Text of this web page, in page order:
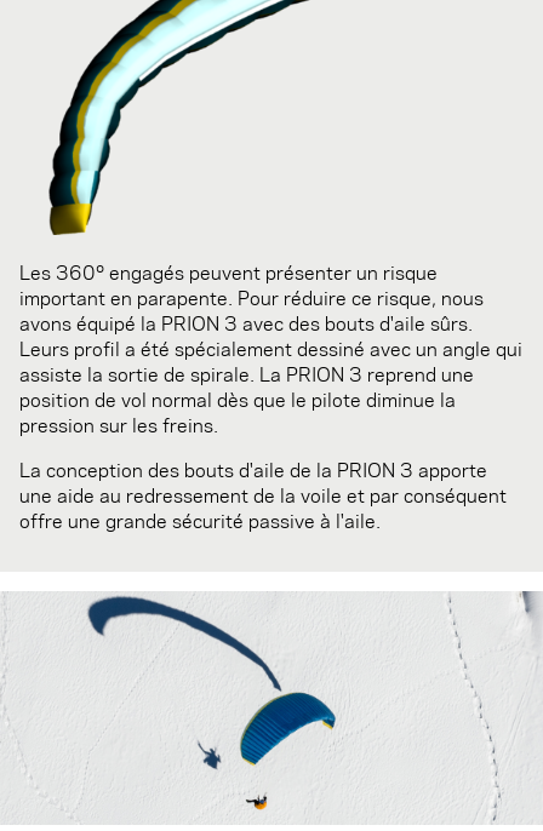
Les 360° engagés peuvent présenter un risque
important en parapente. Pour réduire ce risque, nous
avons équipé la PRION 3 avec des bouts d'aile sûrs.
Leurs profil a été spécialement dessiné avec un angle qui
assiste la sortie de spirale. La PRION 3 reprend une
position de vol normal dès que le pilote diminue la
pression sur les freins.
La conception des bouts d'aile de la PRION 3 apporte
une aide au redressement de la voile et par conséquent
offre une grande sécurité passive à l'aile.